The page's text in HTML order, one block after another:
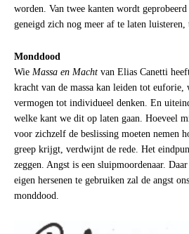
worden. Van twee kanten wordt
geneigd zich nog meer af te laten
Monddood
Wie Massa en Macht van Elias Canetti
kracht van de massa kan leiden tot
vermogen tot individueel denken. En
welke kant we dit op laten gaan. Hoeveel
voor zichzelf de beslissing moeten nemen
greep krijgt, verdwijnt de rede. Het
zeggen. Angst is een sluipmoordenaar.
eigen hersenen te gebruiken zal de angst
monddood.